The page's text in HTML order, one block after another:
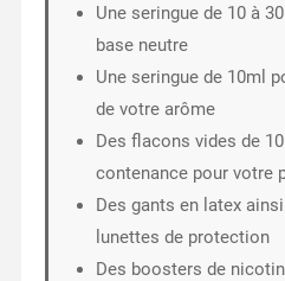
Une seringue de 10 à
base neutre
Une seringue de 10ml
de votre arôme
Des flacons vides de
contenance pour votre
Des gants en latex
lunettes de protection
Des boosters de